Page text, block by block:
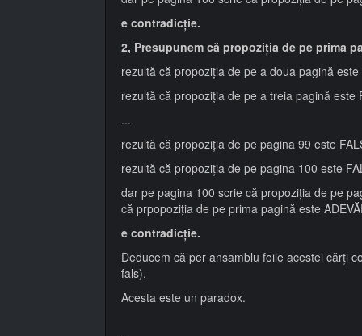
e contradicție.
2, Presupunem că propoziția de pe prima
rezultă că propoziția de pe a doua pagină este
rezultă că propoziția de pe a treia pagină este
...
rezultă că propoziția de pe pagina 99 este
rezultă că propoziția de pe pagina 100 este
dar pe pagina 100 scrie că propoziția de pe
că prpopoziția de pe prima pagină este
e contradicție.
Deducem că per ansamblu foile acestei cărți
fals).
Acesta este un paradox.